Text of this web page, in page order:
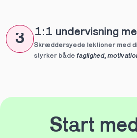
3 1:1 undervisning
Skræddersyede lektioner med
styrker både faglighed,
Start